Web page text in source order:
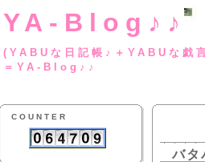
YA-Blog♪♪
(YABUな日記
＝YA-Blog♪♪
COUNTER
バタ